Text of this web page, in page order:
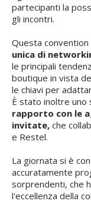
partecipanti la
gli incontri.
Questa
unica di
le principali
boutique in vista
le chiavi per
È stato inoltre uno
rapporto con le
invitate, che
e Restel.
La giornata si è
accuratamente
sorprendenti, che
l'eccellenza della